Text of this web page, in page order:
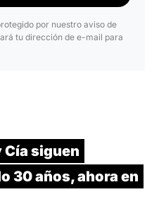
por nuestro aviso de
tu dirección de e-mail para
Cía siguen
30 años, ahora en